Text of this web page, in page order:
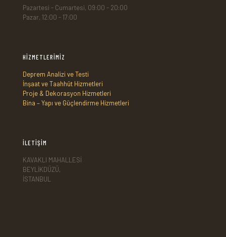
Pazartesi - Cumartesi, 09:00 - 20:00
Pazar, 12:00 - 17:00
HİZMETLERİMİZ
Deprem Analizi ve Testi
İnşaat ve Taahhüt Hizmetleri
Proje & Dekorasyon Hizmetleri
Bina – Yapı ve Güçlendirme Hizmetleri
İLETİŞİM
KAVAKLI MAHALLESİ
BEYLİKDÜZÜ,
İSTANBUL